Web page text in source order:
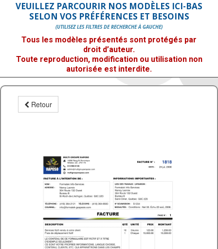
VEUILLEZ PARCOURIR NOS MODÈLES ICI-BAS
SELON VOS PRÉFÉRENCES ET BESOINS
(UTILISEZ LES FILTRES DE RECHERCHE À GAUCHE)
Tous les modèles présentés sont protégés par
droit d’auteur.
Toute reproduction, modification ou utilisation non
autorisée est interdite.
Retour